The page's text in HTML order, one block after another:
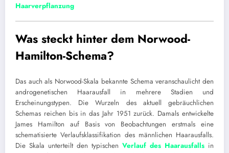
Haarverpflanzung
Was steckt hinter dem Norwood-
Hamilton-Schema?
Das auch als Norwood-Skala bekannte Schema veranschaulicht den
androgenetischen Haarausfall in mehrere Stadien und
Erscheinungstypen. Die Wurzeln des aktuell gebräuchlichen
Schemas reichen bis in das Jahr 1951 zurück. Damals entwickelte
James Hamilton auf Basis von Beobachtungen erstmals eine
schematisierte Verlaufsklassifikation des männlichen Haarausfalls.
Die Skala unterteilt den typischen Verlauf des Haarausfalls in